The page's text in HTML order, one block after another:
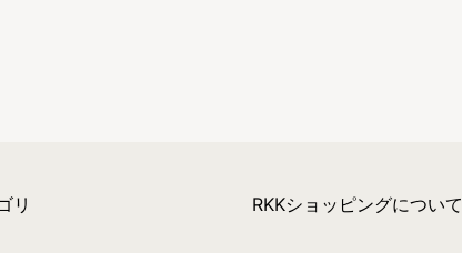
リ RKKショッピングについて